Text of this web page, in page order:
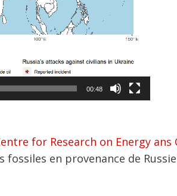
00:48
for Research on Energy ans
en provenance de